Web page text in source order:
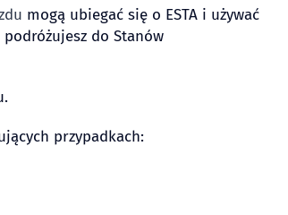
mogą ubiegać się o ESTA i używać
do Stanów
przypadkach: